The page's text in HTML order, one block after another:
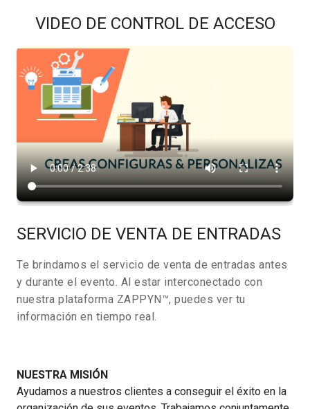
VIDEO DE CONTROL DE ACCESO
SERVICIO DE VENTA DE ENTRADAS
Te brindamos el servicio de venta de entradas antes
y durante el evento. Al estar interconectado con
nuestra plataforma ZAPPYN™, puedes ver tu
información en tiempo real.
NUESTRA MISIÓN
Ayudamos a nuestros clientes a conseguir el éxito en la